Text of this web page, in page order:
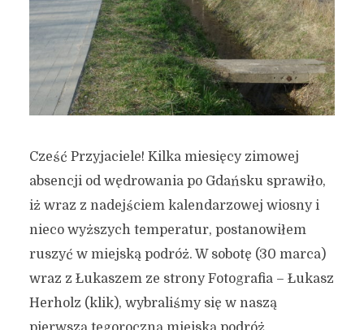
Cześć Przyjaciele! Kilka miesięcy zimowej
absencji od wędrowania po Gdańsku sprawiło,
iż wraz z nadejściem kalendarzowej wiosny i
nieco wyższych temperatur, postanowiłem
ruszyć w miejską podróż. W sobotę (30 marca)
wraz z Łukaszem ze strony Fotografia – Łukasz
Herholz (klik), wybraliśmy się w naszą